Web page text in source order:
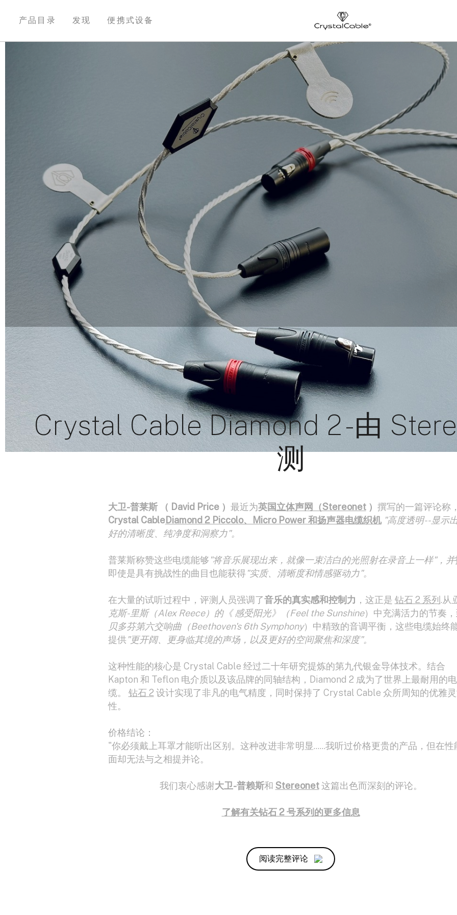
产品目录 发现 便携式设备
Crystal Cable Diamond 2 - 由
测
大卫-普莱斯 （ David Price ） 最近为英国立体声网（Stereonet ） 撰写的一篇评论称，
Crystal CableDiamond 2 Piccolo、Micro Power 和扬声器电缆织机 "高度透明--显示
好的清晰度、纯净度和洞察力"。
普莱斯称赞这些电缆能够 "将音乐展现出来，就像一束洁白的光照射在录音上一样"，并
即使是具有挑战性的曲目也能获得"实质、清晰度和情感驱动力"。
在大量的试听过程中，评测人员强调了音乐的真实感和控制力 ，这正是 钻石 2 系列 .从
克斯-里斯（Alex Reece）的《 感受阳光》（Feel the Sunshine）中充满活力的节奏，
贝多芬第六交响曲（Beethoven's 6th Symphony）中精致的音调平衡，这些电缆始终
提供"更开阔、更身临其境的声场，以及更好的空间聚焦和深度"。
这种性能的核心是 Crystal Cable 经过二十年研究提炼的第九代银金导体技术。结合
Kapton 和 Teflon 电介质以及该品牌的同轴结构，Diamond 2 成为了世界上最耐用的电
缆。 钻石 2 设计实现了非凡的电气精度，同时保持了 Crystal Cable 众所周知的优雅
性。
价格结论：
"你必须戴上耳罩才能听出区别。这种改进非常明显......我听过价格更贵的产品，但在性
面却无法与之相提并论。
我们衷心感谢大卫-普赖斯和 Stereonet 这篇出色而深刻的评论。
了解有关钻石 2 号系列的更多信息
阅读完整评论